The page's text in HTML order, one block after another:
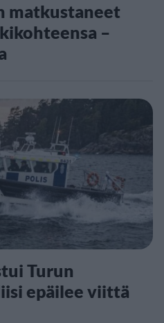
matkustaneet
–
Turun
epäilee viittä